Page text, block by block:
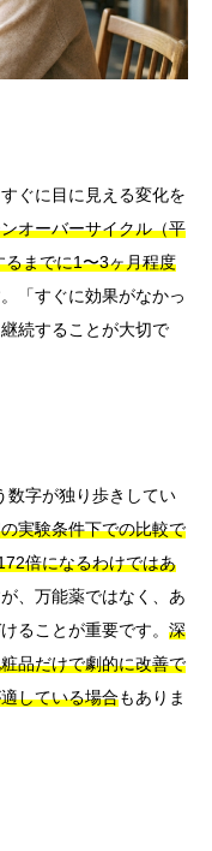
ぐに目に見える変化を
オーバーサイクル（平
までに1〜3ヶ月程度
「すぐに効果がなかっ
続することが大切で
数字が独り歩きしてい
実験条件下での比較で
倍になるわけではあ
、万能薬ではなく、あ
ることが重要です。 深
品だけで劇的に改善で
している場合もありま